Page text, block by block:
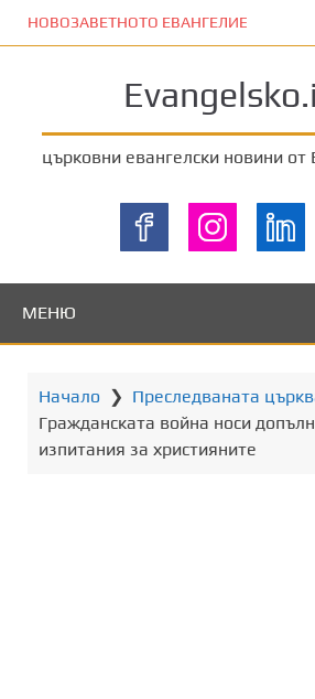
НОВОЗАВЕТНОТО ЕВАНГЕЛИЕ
църковни евангелски новини от
МЕНЮ
Начало ❯ Преследваната
Гражданската война носи
изпитания за християните